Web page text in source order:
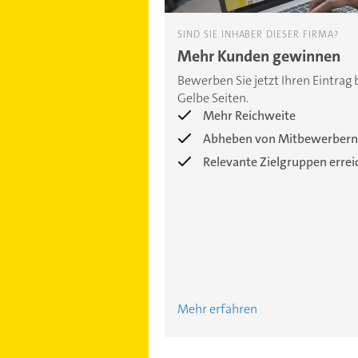
SIND SIE INHABER DIESER FIRMA?
Mehr Kunden gewinnen
Bewerben Sie jetzt Ihren Eintrag
Gelbe Seiten.
Mehr Reichweite
Abheben von Mitbewerbern
Relevante Zielgruppen
Mehr erfahren